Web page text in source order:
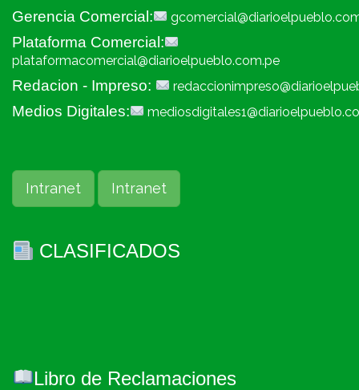
Gerencia Comercial:
Plataforma Comercial:
plataformacomercial@diarioelpueblo.com.pe
Redacion - Impreso:
Medios Digitales:
Intranet Intranet
CLASIFICADOS
Libro de Reclamaciones